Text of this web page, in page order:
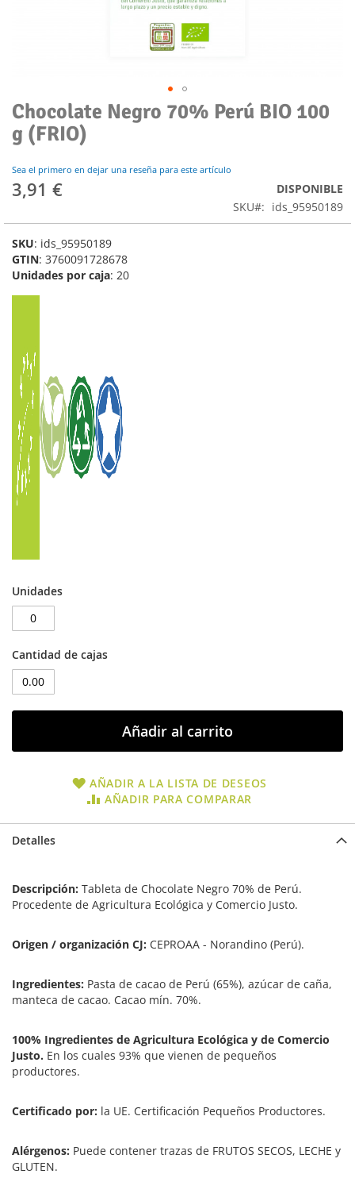
Chocolate Negro 70% Perú BIO 100
g (FRIO)
Sea el primero en dejar una reseña para este artículo
3,91 €
DISPONIBLE
SKU
ids_95950189
SKU: ids_95950189
GTIN: 3760091728678
Unidades por caja: 20
Unidades
Cantidad de cajas
Añadir al carrito
AÑADIR A LA LISTA DE DESEOS
AÑADIR PARA COMPARAR
Saltar
al
comienzo
la
galería
de
Detalles
Descripción: Tableta de Chocolate Negro 70% de Perú.
Procedente de Agricultura Ecológica y Comercio Justo.
Origen / organización CJ: CEPROAA - Norandino (Perú).
Ingredientes: Pasta de cacao de Perú (65%), azúcar de caña,
manteca de cacao. Cacao mín. 70%.
100% Ingredientes de Agricultura Ecológica y de Comercio
Justo. En los cuales 93% que vienen de pequeños
productores.
Certificado por: la UE. Certificación Pequeños Productores.
Alérgenos: Puede contener trazas de FRUTOS SECOS, LECHE y
GLUTEN.